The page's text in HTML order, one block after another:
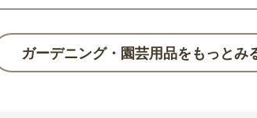
ガーデニング・園芸用品をもっとみ